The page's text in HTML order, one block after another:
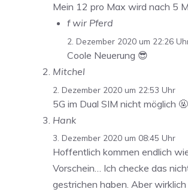
Mein 12 pro Max wird nach 5
f wir Pferd
2. Dezember 2020 um 22:26
Coole Neuerung 😎
Mitchel
2. Dezember 2020 um 22:53 Uhr
5G im Dual SIM nicht möglich
Hank
3. Dezember 2020 um 08:45 Uhr
Hoffentlich kommen endlich
Vorschein… Ich checke das
gestrichen haben. Aber